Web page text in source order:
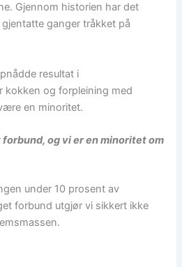
Gjennom historien har det
ganger tråkket på
resultat i
kokken og forpleining med
en minoritet.
og vi er en minoritet om
under 10 prosent av
forbund utgjør vi sikkert ikke